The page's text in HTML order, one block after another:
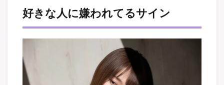
好きな人に嫌われてるサイン